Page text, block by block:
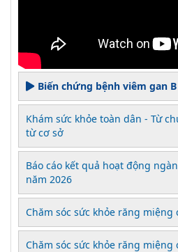
Biến chứng bệnh viêm gan
Khám sức khỏe toàn dân - Từ
từ cơ sở
Báo cáo kết quả hoạt động
năm 2026
Chăm sóc sức khỏe răng miệng
Chăm sóc sức khỏe răng